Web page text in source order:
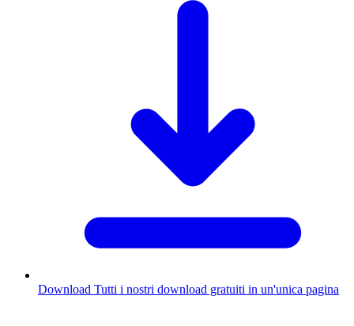
Download Tutti i nostri download gratuiti in un'unica pagina